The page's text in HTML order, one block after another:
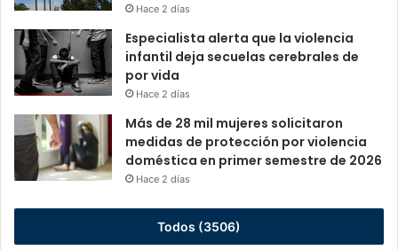
Hace 2 días
Especialista alerta que la violencia
infantil deja secuelas cerebrales de
por vida
Hace 2 días
Más de 28 mil mujeres solicitaron
medidas de protección por violencia
doméstica en primer semestre de 2026
Hace 2 días
Todos (3506)